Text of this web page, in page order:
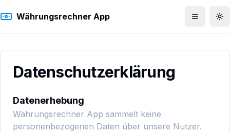
Währungsrechner App Menü
Datenschutzerklärung
Datenerhebung
Währungsrechner App sammelt keine
personenbezogenen Daten über unsere Nutzer.